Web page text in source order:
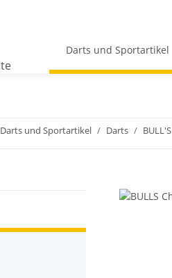
Darts und Sportartikel
Darts und Sportartikel Darts BULL'S